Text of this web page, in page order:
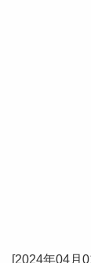
[2024年04月